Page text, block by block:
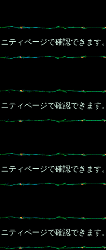
ティページで確認できます。
ティページで確認できます。
ティページで確認できます。
ティページで確認できます。